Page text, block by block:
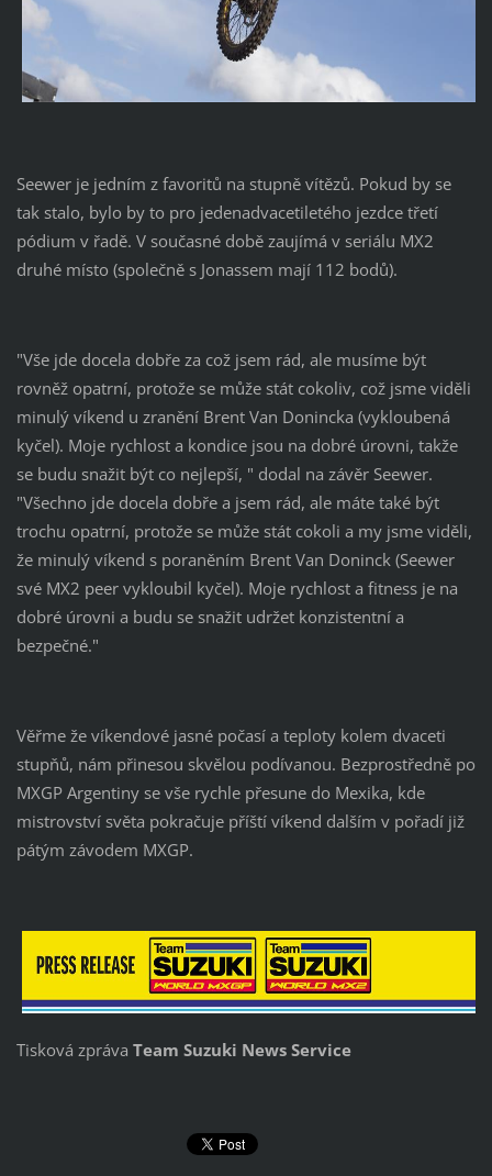
Seewer je jedním z favoritů na stupně vítězů. Pokud by se
tak stalo, bylo by to pro jedenadvacetiletého jezdce třetí
pódium v řadě. V současné době zaujímá v seriálu MX2
druhé místo (společně s Jonassem mají 112 bodů).
"Vše jde docela dobře za což jsem rád, ale musíme být
rovněž opatrní, protože se může stát cokoliv, což jsme viděli
minulý víkend u zranění Brent Van Donincka (vykloubená
kyčel). Moje rychlost a kondice jsou na dobré úrovni, takže
se budu snažit být co nejlepší, " dodal na závěr Seewer.
"Všechno jde docela dobře a jsem rád, ale máte také být
trochu opatrní, protože se může stát cokoli a my jsme viděli,
že minulý víkend s poraněním Brent Van Doninck (Seewer
své MX2 peer vykloubil kyčel). Moje rychlost a fitness je na
dobré úrovni a budu se snažit udržet konzistentní a
bezpečné."
Věřme že víkendové jasné počasí a teploty kolem dvaceti
stupňů, nám přinesou skvělou podívanou. Bezprostředně po
MXGP Argentiny se vše rychle přesune do Mexika, kde
mistrovství světa pokračuje příští víkend dalším v pořadí již
pátým závodem MXGP.
Tisková zpráva Team Suzuki News Service